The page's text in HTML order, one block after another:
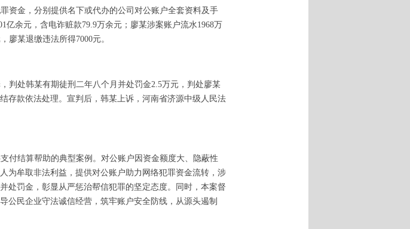
资金，分别提供名下或代办的公司对公账户全套资料及手
余元，含电诈赃款79.9万余元；廖某涉案账户流水1968万
廖某退缴违法所得7000元。
判处韩某有期徒刑二年八个月并处罚金2.5万元，判处廖某
存款依法处理。宣判后，韩某上诉，河南省济源中级人民法
付结算帮助的典型案例。对公账户因资金额度大、隐蔽性
为牟取非法利益，提供对公账户助力网络犯罪资金流转，涉
处罚金，彰显从严惩治帮信犯罪的坚定态度。同时，本案督
公民企业守法诚信经营，筑牢账户安全防线，从源头遏制